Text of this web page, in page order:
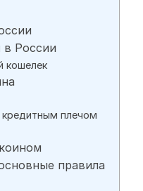
в России
кошелек
кредитным плечом
правила